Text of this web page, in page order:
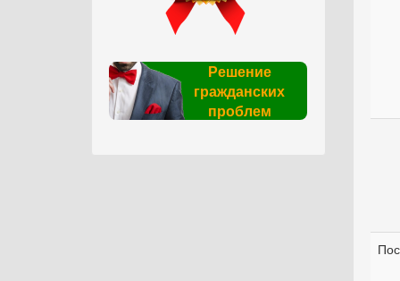
Решение
гражданских
проблем